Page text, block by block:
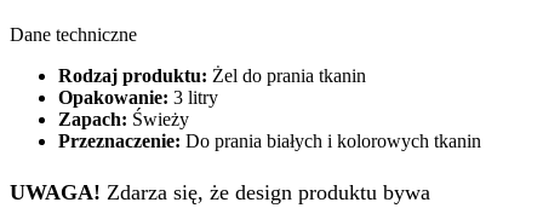
Dane techniczne
Rodzaj produktu: Żel do prania tkanin
Opakowanie: 3 litry
Zapach: Świeży
Przeznaczenie: Do prania białych i kolorowych tkanin
UWAGA! Zdarza się, że design produktu bywa